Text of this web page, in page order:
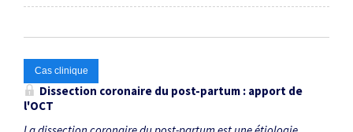
Cas clinique
Dissection coronaire du post-partum : apport de
l'OCT